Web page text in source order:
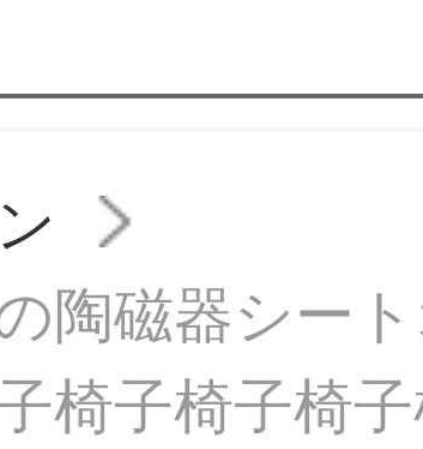
陶磁器シー
椅子椅子椅